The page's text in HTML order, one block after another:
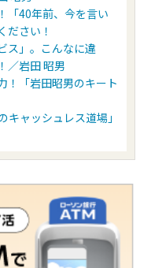
「40年前、今を言い
ださい！
ス」。こんなに違
／岩田 昭男
！「岩田昭男のキート
ャッシュレス道場」